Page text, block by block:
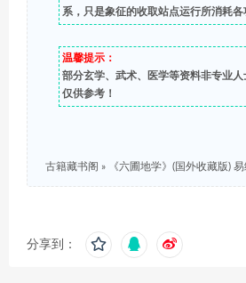
系，只是象征的收取站点运行所消耗各
温馨提示：
部分玄学、武术、医学等资料非专业人
仅供参考！
古籍藏书阁 » 《六圃地学》(国外收藏版)
分享到：